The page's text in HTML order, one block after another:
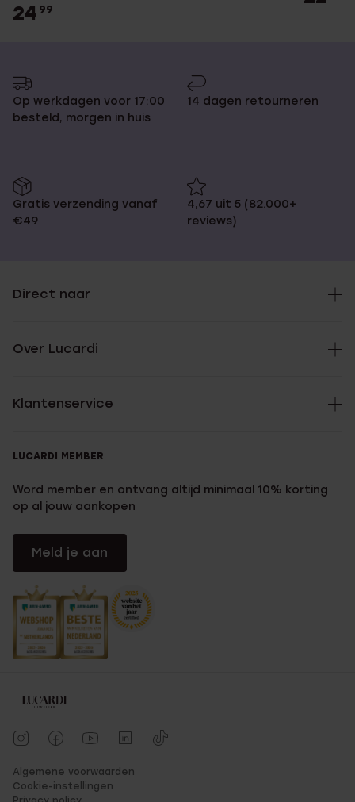
24 99
Op werkdagen voor 17:00
besteld, morgen in huis
14 dagen retourneren
Gratis verzending vanaf
€49
4,67 uit 5 (82.000+
reviews)
Direct naar
Over Lucardi
Klantenservice
LUCARDI MEMBER
Word member en ontvang altijd minimaal 10% korting
op al jouw aankopen
Meld je aan
Algemene voorwaarden
Cookie-instellingen